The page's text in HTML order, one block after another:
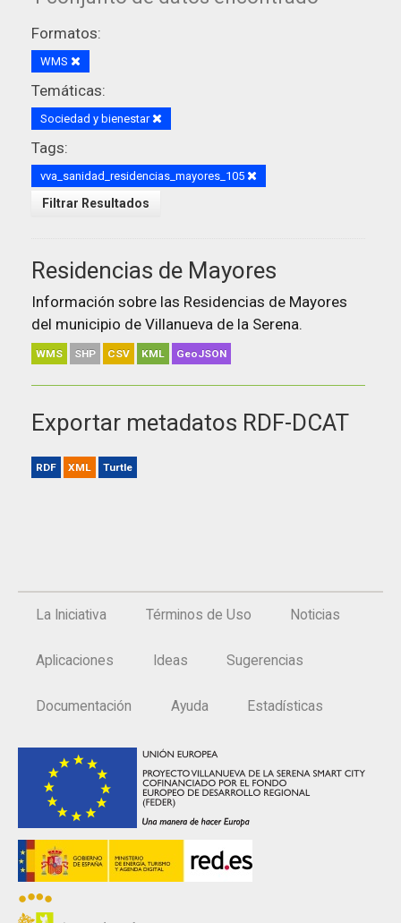
Formatos:
WMS
Temáticas:
Sociedad y bienestar
Tags:
vva_sanidad_residencias_mayores_105
Filtrar Resultados
Residencias de Mayores
Información sobre las Residencias de Mayores
del municipio de Villanueva de la Serena.
WMS SHP CSV KML GeoJSON
Exportar metadatos RDF-DCAT
RDF XML Turtle
La Iniciativa Términos de Uso Noticias
Aplicaciones Ideas Sugerencias
Documentación Ayuda Estadísticas